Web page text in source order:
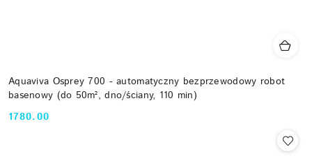
Aquaviva Osprey 700 - automatyczny bezprzewodowy robot
basenowy (do 50m², dno/ściany, 110 min)
Cena:
1780.00